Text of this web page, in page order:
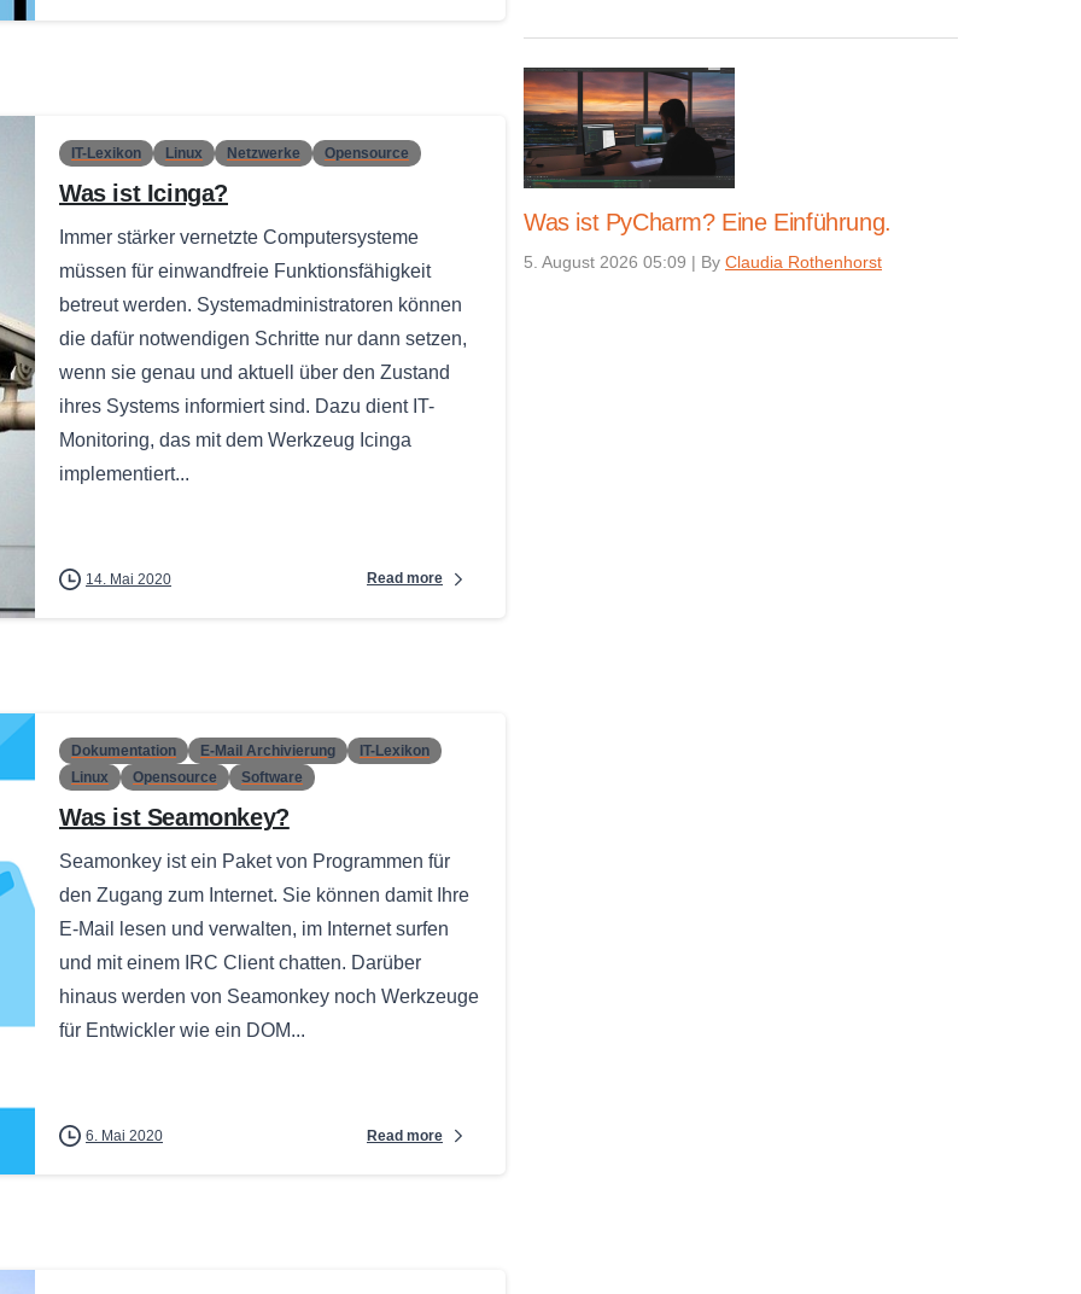
IT-Lexikon Linux Netzwerke Opensource
Was ist Icinga?
Immer stärker vernetzte Computersysteme
müssen für einwandfreie Funktionsfähigkeit
betreut werden. Systemadministratoren können
die dafür notwendigen Schritte nur dann setzen,
wenn sie genau und aktuell über den Zustand
ihres Systems informiert sind. Dazu dient IT-
Monitoring, das mit dem Werkzeug Icinga
implementiert...
14. Mai 2020 Read more
Dokumentation E-Mail Archivierung
IT-Lexikon
Linux
Opensource Software
Was ist Seamonkey?
Seamonkey ist ein Paket von Programmen für
den Zugang zum Internet. Sie können damit Ihre
E-Mail lesen und verwalten, im Internet surfen
und mit einem IRC Client chatten. Darüber
hinaus werden von Seamonkey noch Werkzeuge
für Entwickler wie ein DOM...
6. Mai 2020 Read more
Was ist PyCharm? Eine Einführung.
5. August 2026 05:09 | By Claudia Rothenhorst